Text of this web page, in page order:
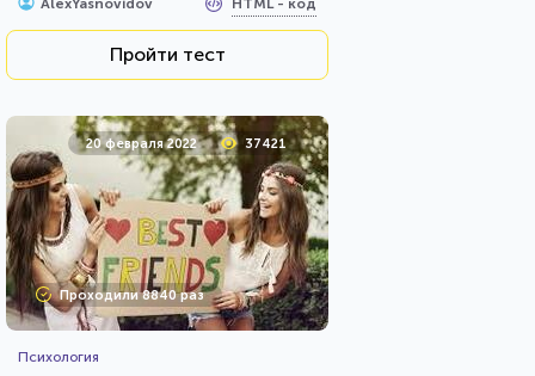
AlexYasnovidov
Пройти тест
20 февраля 2022 37421
Проходили 8840 раз
Психология